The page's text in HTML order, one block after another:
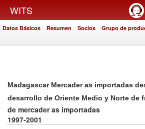
WITS
Datos Básicos Resumen Socios Grupo de
Madagascar Mercader as importadas
desarrollo de Oriente Medio y Norte de
de mercader as importadas
1997-2001